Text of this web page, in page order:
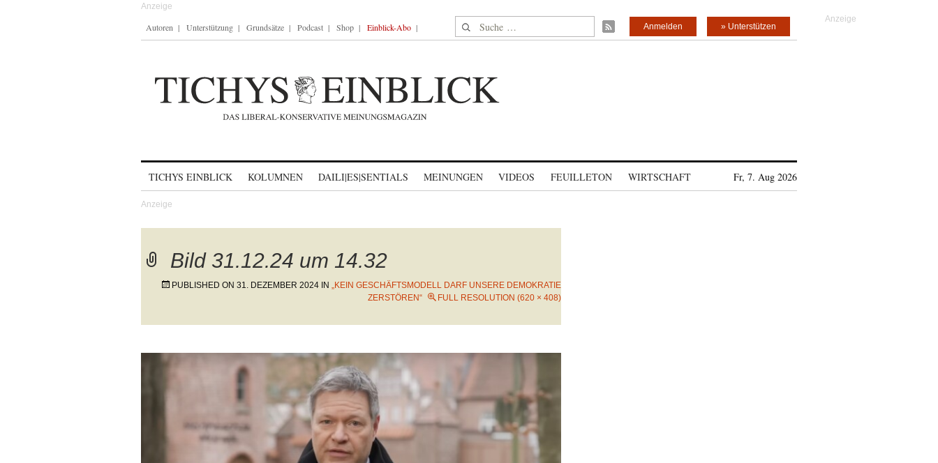
Autoren Unterstützung Grundsätze Podcast Shop Einblick-Abo Suche nach: » Unterstützen
Anmelden
TICHYS EINBLICK KOLUMNEN DAILI|ES|SENTIALS MEINUNGEN VIDEOS FEUILLETON WIRTSCHAFT Fr, 7. Aug 2026
Bild 31.12.24 um 14.32
PUBLISHED ON 31. DEZEMBER 2024 IN „KEIN GESCHÄFTSMODELL DARF UNSERE DEMOKRATIE
ZERSTÖREN“
FULL RESOLUTION (620 × 408)